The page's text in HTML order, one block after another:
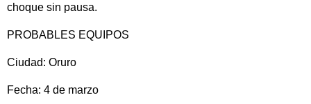
choque sin pausa.
PROBABLES EQUIPOS
Ciudad: Oruro
Fecha: 4 de marzo